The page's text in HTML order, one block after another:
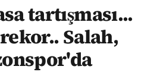
tartışması...
Salah,